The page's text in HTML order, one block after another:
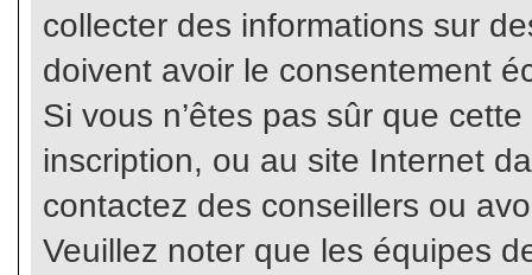
collecter des informations sur
doivent avoir le consentement
Si vous n’êtes pas sûr que
inscription, ou au site Internet
contactez des conseillers ou
Veuillez noter que les équipes